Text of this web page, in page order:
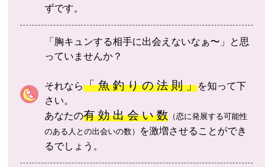
ずです。
「胸キュンする相手に出会えないなぁ〜」と思
っていませんか？
それなら「 魚 釣 り の 法 則 」を知って下
さい。
あなたの有 効 出 会 い 数 （恋に発展する可能性
のある人との出会いの数）
を激増させることができ
るでしょう。